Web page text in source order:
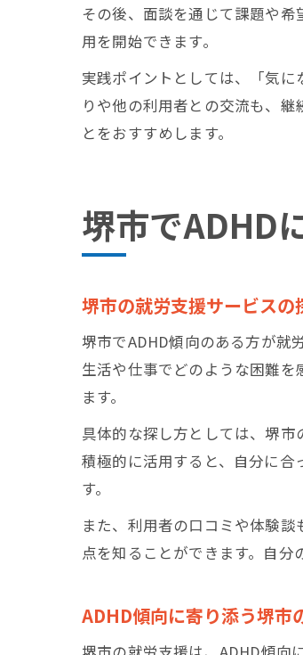
その後、面談を通じて課題や
用を開始できます。
実践ポイントとしては、「気
りや他の利用者との交流も、
とをおすすめします。
堺市でADHD
堺市の就労支援サービスの
堺市でADHD傾向のある方が就
生活や仕事でどのような困難
ます。
具体的な探し方としては、堺
積極的に活用すると、自分に
す。
また、利用者の口コミや体験
点を知ることができます。自分
ADHD傾向に寄り添う堺市